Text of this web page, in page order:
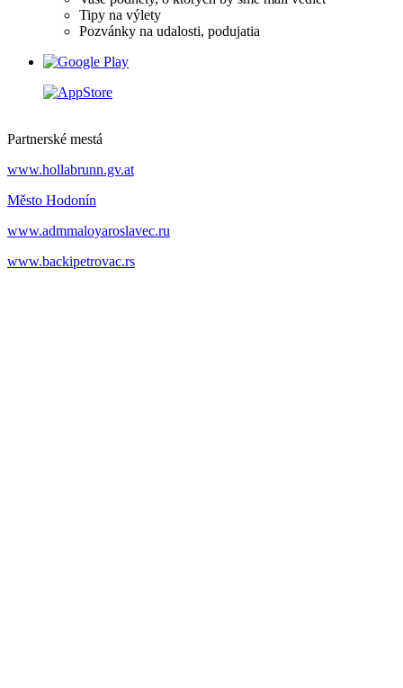
Tipy na výlety
Pozvánky na udalosti, podujatia
Partnerské mestá
www.hollabrunn.gv.at
Město Hodonín
www.admmaloyaroslavec.ru
www.backipetrovac.rs